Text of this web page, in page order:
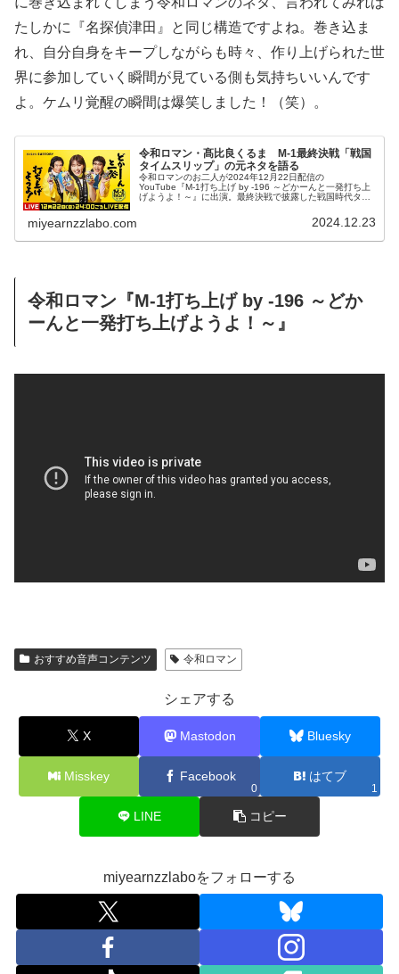
たしかに『名探偵津田』と同じ構造ですよね。巻き込ま
れ、自分自身をキープしながらも時々、作り上げられた世
界に参加していく瞬間が見ている側も気持ちいいんです
よ。ケムリ覚醒の瞬間は爆笑しました！（笑）。
令和ロマン・髙比良くるま M-1最終決戦「戦国
タイムスリップ」の元ネタを語る
令和ロマンのお二人が2024年12月22日配信の
YouTube『M-1打ち上げ by -196 ～どかーんと一発打ち上
げようよ！～』に出演。最終決戦で披露した戦国時代タイ
た様々な映画やドラマの要素を話していました。
miyearnzzlabo.com 2024.12.23
令和ロマン『M-1打ち上げ by -196 ～どか
ーんと一発打ち上げようよ！～』
おすすめ音声コンテンツ 令和ロマン
シェアする
X Mastodon Bluesky
Misskey Facebook
0
はてブ
1
LINE コピー
miyearnzzlaboをフォローする